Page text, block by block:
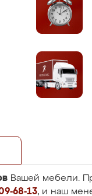
Вашей мебели.
68-13, и наш